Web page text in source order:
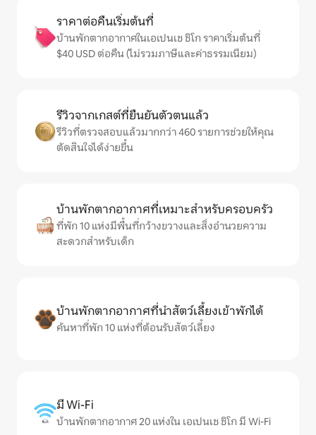
ราคาต่อคืนเริ่มต้นที่
บ้านพักตากอากาศในเอเปนเช ชิโก ราคาเริ่มต้นที่
$40 USD ต่อคืน (ไม่รวมภาษีและค่าธรรมเนียม)
รีวิวจากเกสต์ที่ยืนยันตัวตนแล้ว
รีวิวที่ตรวจสอบแล้วมากกว่า 460 รายการช่วยให้คุณ
ตัดสินใจได้ง่ายขึ้น
บ้านพักตากอากาศที่เหมาะสำหรับครอบครัว
ที่พัก 10 แห่งมีพื้นที่กว้างขวางและสิ่งอำนวยความ
สะดวกสำหรับเด็ก
บ้านพักตากอากาศที่นำสัตว์เลี้ยงเข้าพักได้
ค้นหาที่พัก 10 แห่งที่ต้อนรับสัตว์เลี้ยง
มี Wi-Fi
บ้านพักตากอากาศ 20 แห่งใน เอเปนเช ชิโก มี Wi-Fi